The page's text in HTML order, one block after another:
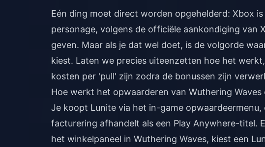
Eén ding moet direct worden opgehelderd: Xbox
personage, volgens de officiële aankondiging van
geven. Maar als je dat wel doet, is de volgorde
kiest. Laten we precies uiteenzetten hoe het
kosten per 'pull' zijn zodra de bonussen zijn
Hoe werkt het opwaarderen van Wuthering Waves
Je koopt Lunite via het in-game opwaardeermenu,
facturering afhandelt als een Play Anywhere-titel.
het winkelpaneel in Wuthering Waves, kiest een